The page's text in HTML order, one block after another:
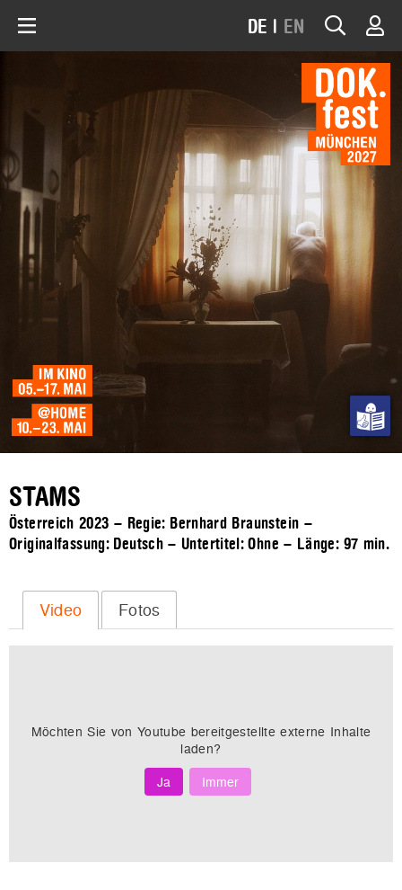
DE | EN
STAMS
Österreich 2023 – Regie: Bernhard Braunstein –
Originalfassung: Deutsch – Untertitel: Ohne – Länge: 97 min.
Video Fotos
Möchten Sie von Youtube bereitgestellte externe Inhalte
laden?
Ja
Immer